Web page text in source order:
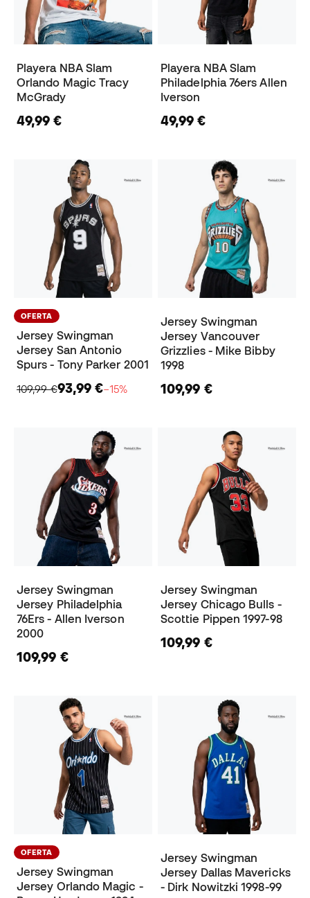
Playera NBA Slam
Orlando Magic Tracy
McGrady
49,99 €
Playera NBA Slam
Philadelphia 76ers Allen
Iverson
49,99 €
OFERTA
Jersey Swingman
Jersey San Antonio
Spurs - Tony Parker 2001
109,99 €93,99 €−15%
Jersey Swingman
Jersey Vancouver
Grizzlies - Mike Bibby
1998
109,99 €
Jersey Swingman
Jersey Philadelphia
76Ers - Allen Iverson
2000
109,99 €
Jersey Swingman
Jersey Chicago Bulls -
Scottie Pippen 1997-98
109,99 €
OFERTA
Jersey Swingman
Jersey Orlando Magic -
Jersey Swingman
Jersey Dallas Mavericks
- Dirk Nowitzki 1998-99